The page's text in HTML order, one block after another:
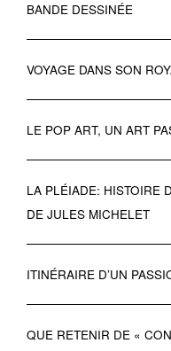
BANDE DESSINÉE
VOYAGE DANS SON
LE POP ART, UN ART
LA PLÉIADE: HISTOIRE
DE JULES MICHELET
ITINÉRAIRE D’UN
QUE RETENIR DE «